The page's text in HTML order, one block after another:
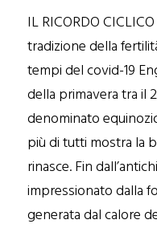
IL RICORDO
tradizione della
tempi del covid-19
della primavera tra il
denominato
più di tutti mostra la
rinasce. Fin
impressionato dalla
generata dal calore